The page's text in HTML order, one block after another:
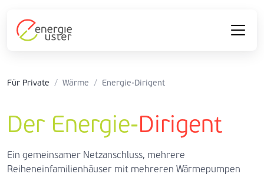
Für Private / Wärme / Energie-Dirigent
Der Energie-Dirigent
Ein gemeinsamer Netzanschluss, mehrere
Reiheneinfamilienhäuser mit mehreren Wärmepumpen